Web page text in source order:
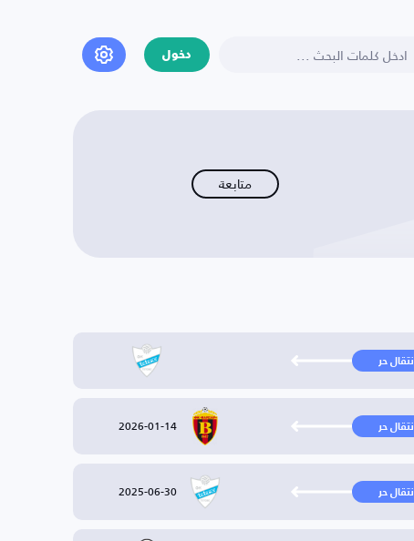
دخول
متابعة
انتقال حر
انتقال حر 2026-01-14
انتقال حر 2025-06-30